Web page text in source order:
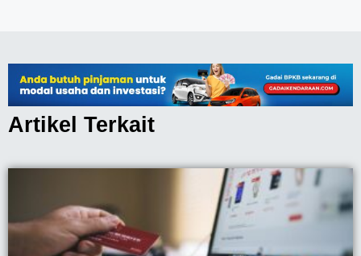
Artikel Terkait